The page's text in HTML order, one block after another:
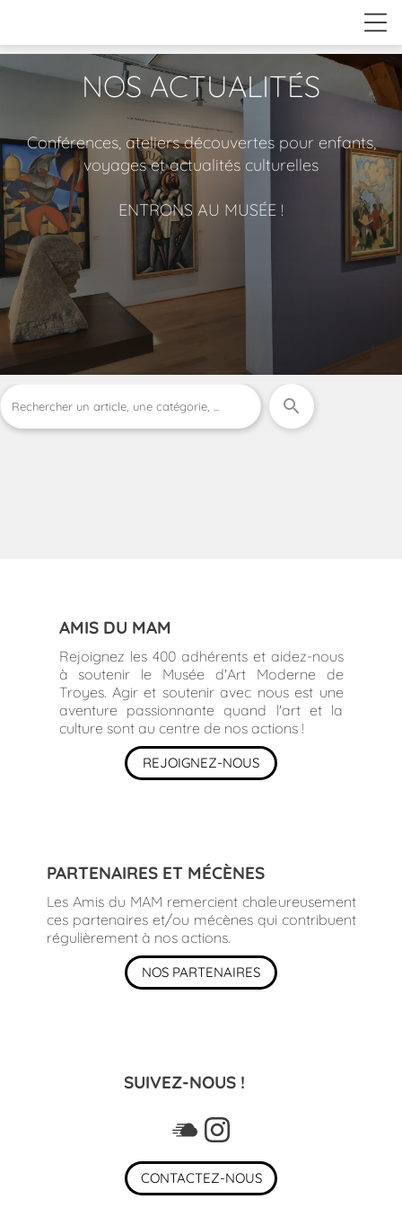
NOS ACTUALITÉS
Conférences, ateliers découvertes pour enfants,
voyages et actualités culturelles
ENTRONS AU MUSÉE !
search
AMIS DU MAM
Rejoignez les 400 adhérents et aidez-nous
à soutenir le Musée d'Art Moderne de
Troyes. Agir et soutenir avec nous est une
aventure passionnante quand l'art et la
culture sont au centre de nos actions !
REJOIGNEZ-NOUS
PARTENAIRES ET MÉCÈNES
Les Amis du MAM remercient chaleureusement
ces partenaires et/ou mécènes qui contribuent
régulièrement à nos actions.
NOS PARTENAIRES
SUIVEZ-NOUS !
CONTACTEZ-NOUS